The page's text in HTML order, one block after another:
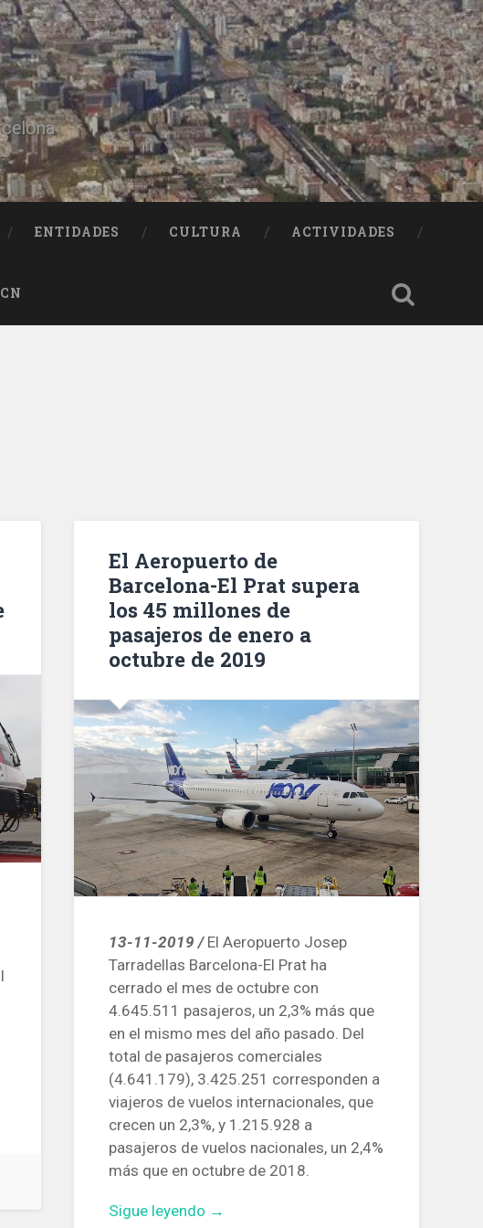
ENTIDADES CULTURA ACTIVIDADES
El Aeropuerto de
Barcelona-El Prat supera
los 45 millones de
pasajeros de enero a
octubre de 2019
13-11-2019 /El Aeropuerto Josep
Tarradellas Barcelona-El Prat ha
cerrado el mes de octubre con
4.645.511 pasajeros, un 2,3% más que
en el mismo mes del año pasado. Del
total de pasajeros comerciales
(4.641.179), 3.425.251 corresponden a
viajeros de vuelos internacionales, que
crecen un 2,3%, y 1.215.928 a
pasajeros de vuelos nacionales, un 2,4%
más que en octubre de 2018.
Sigue leyendo «El
→